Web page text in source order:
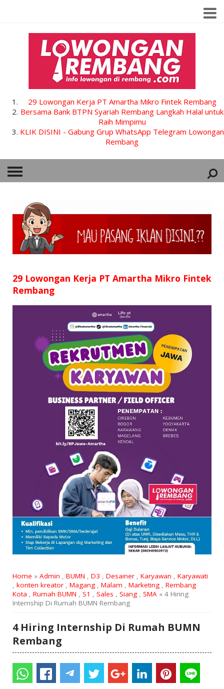
29 Lowongan Kerja PT Amartha Mikro Fintek Rembang
Bersama Bank BTPN Syariah Rembang Langkah Halal untuk
Raih Mimpimu
KLIK DISINI - Gabung Grup WhatsApp Telegram Lowongan
Rembang
HOME
SMP
D3
SURAT LAMARAN
RIWAYAT HIDUP
29 Lowongan Kerja PT Amartha Mikro Fintek
Rembang
Home » Admin , BUMN , D3 , Desainer, Karyawan , Karyawati
, konten kreator, Magang, Malam , Marketing, Rembang
Kota , Rumah BUMN , S1 , Sales , Siang, SMA» 4 Hiring
Internship Di Rumah BUMN Rembang
4 Hiring Internship Di Rumah BUMN
Rembang